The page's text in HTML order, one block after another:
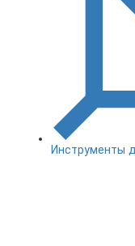
Инструменты